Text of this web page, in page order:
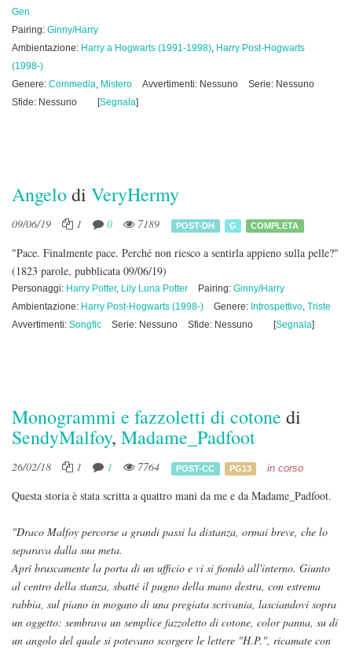
Gen
Pairing: Ginny/Harry
Ambientazione: Harry a Hogwarts (1991-1998), Harry Post-Hogwarts
(1998-)
Genere: Commedia, Mistero Avvertimenti: Nessuno
Serie: Nessuno
Sfide: Nessuno
[Segnala]
Angelodi VeryHermy
09/06/19 1 0 7189 POST-DH G COMPLETA
"Pace. Finalmente pace. Perché non riesco a sentirla appieno sulla pelle?"
(1823 parole, pubblicata 09/06/19)
Personaggi: Harry Potter, Lily Luna Potter Pairing: Ginny/Harry
Ambientazione: Harry Post-Hogwarts (1998-) Genere: Introspettivo, Triste
Avvertimenti: Songfic Serie: Nessuno Sfide: Nessuno [Segnala]
Monogrammi e fazzoletti di cotone di
SendyMalfoy, Madame_Padfoot
26/02/18 1 1 7764 POST-CC PG13 in corso
Questa storia è stata scritta a quattro mani da me e da Madame_Padfoot.
"Draco Malfoy percorse a grandi passi la distanza, ormai breve, che lo
separava dalla sua meta.
Aprì bruscamente la porta di un ufficio e vi si fiondò all'interno. Giunto
al centro della stanza, sbatté il pugno della mano destra, con estrema
rabbia, sul piano in mogano di una pregiata scrivania, lasciandovi sopra
un oggetto: sembrava un semplice fazzoletto di cotone, color panna, su di
un angolo del quale si potevano scorgere le lettere "H.P.", ricamate con